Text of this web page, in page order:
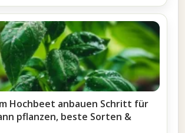
Hochbeet anbauen Schritt für
pflanzen, beste Sorten &